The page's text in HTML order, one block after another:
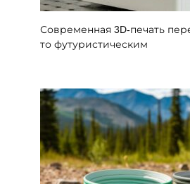
Современная 3D-печать
то футуристическим